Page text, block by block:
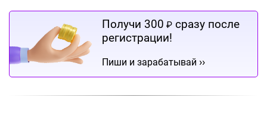
Получи 300 ₽ сразу после
регистрации!
Пиши и зарабатывай ››